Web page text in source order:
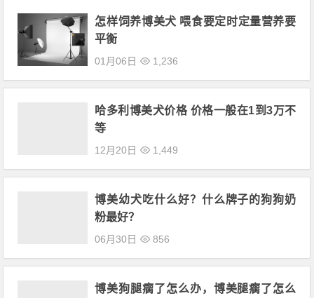
怎样饲养博美犬 喂食要定时定量营养要
平衡
01月06日 1,236
哈多利博美犬价格 价格一般在1到3万不
等
12月20日 1,449
博美幼犬吃什么好？什么牌子的狗狗奶
粉最好？
06月30日 856
博美狗腿瘸了怎么办，博美腿瘸了怎么